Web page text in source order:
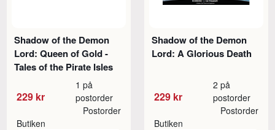
Shadow of the Demon
Lord: Queen of Gold -
Tales of the Pirate Isles
229 kr
1 på
postorder
Butiken
Postorder
Shadow of the Demon
Lord: A Glorious Death
229 kr
2 på
postorder
Butiken
Postorder